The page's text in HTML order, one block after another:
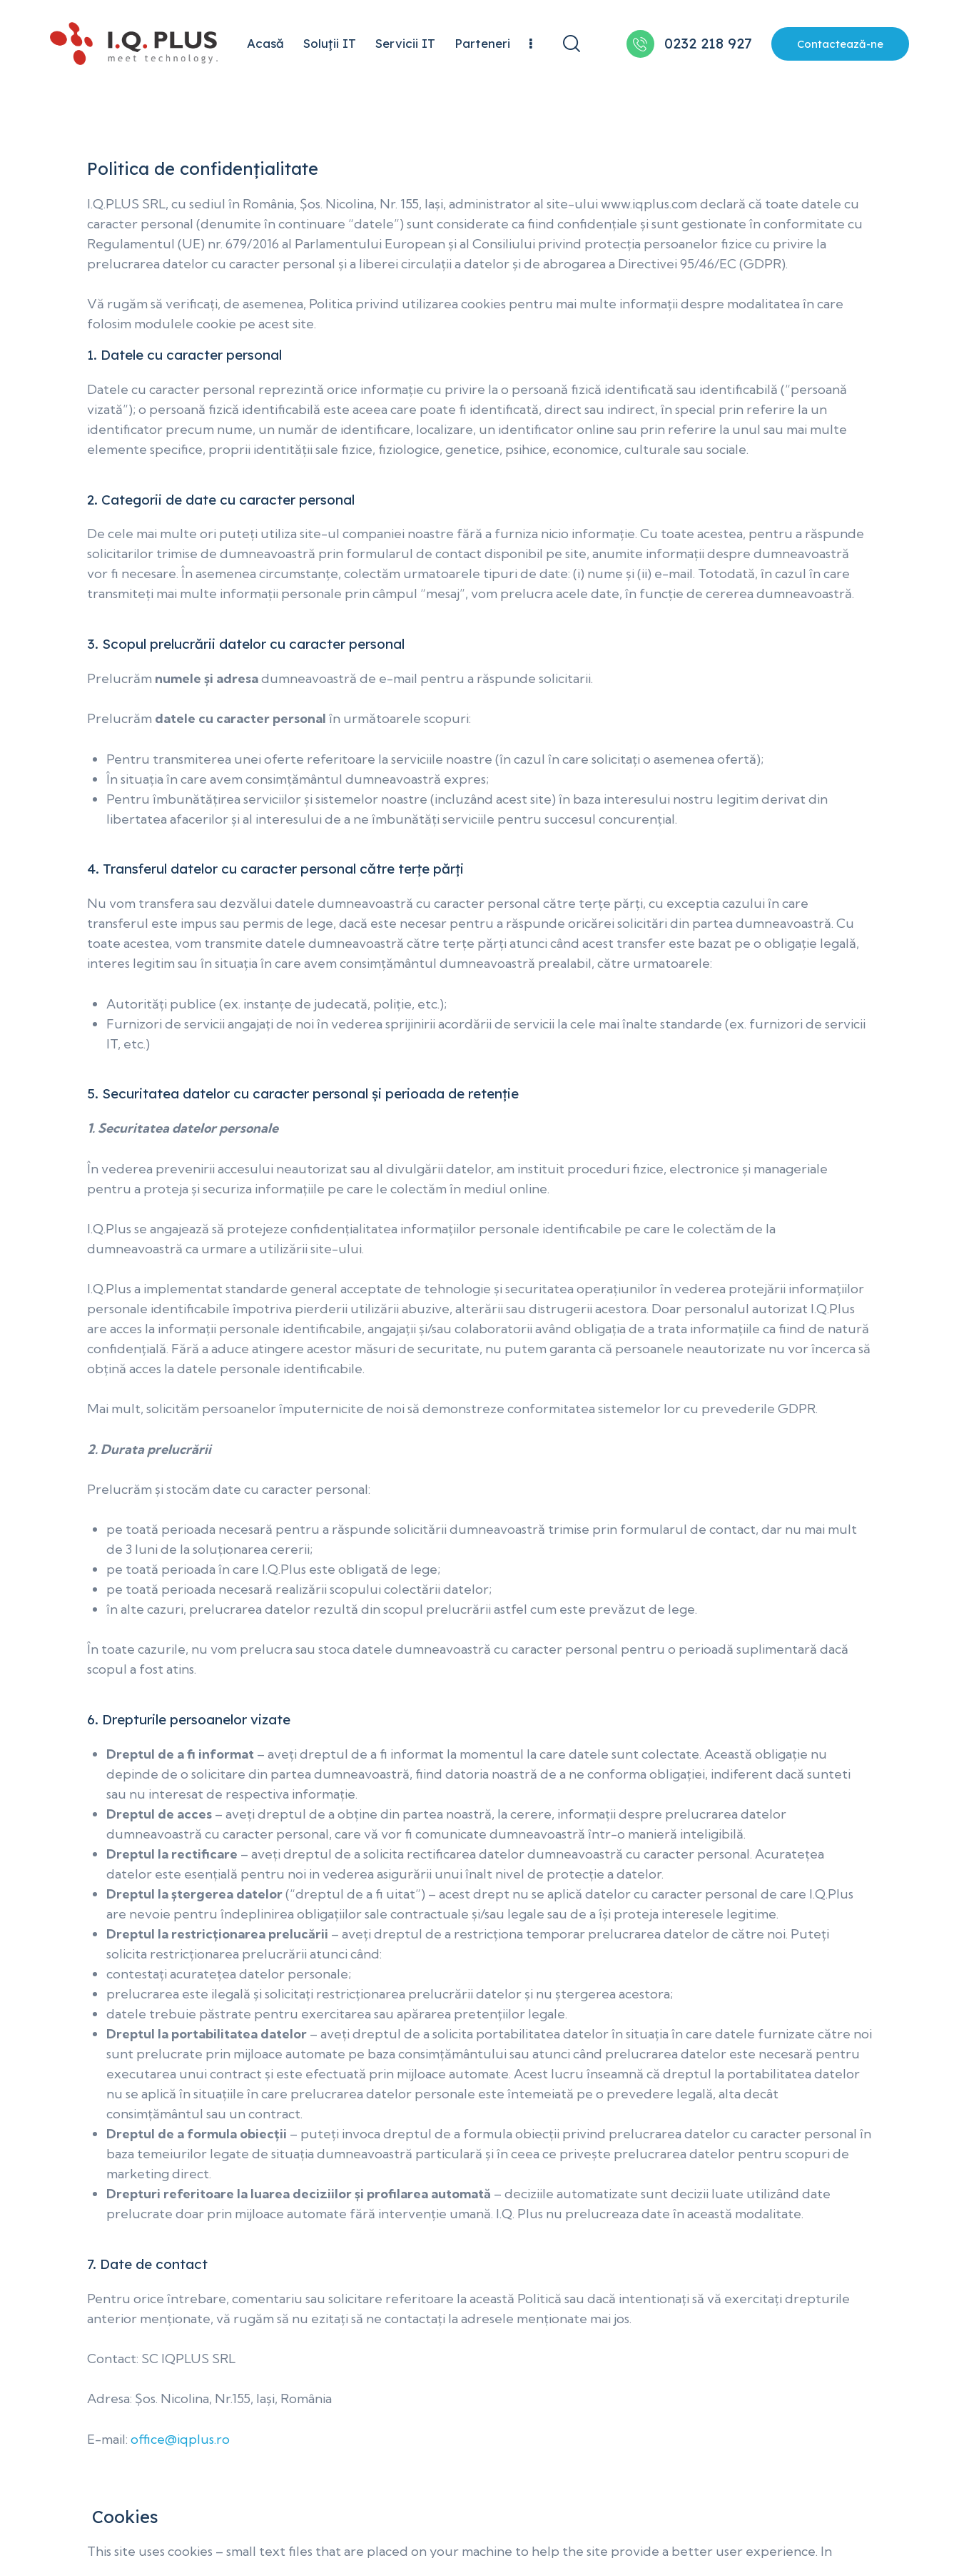
Acasă Soluţii IT Servicii IT Parteneri 0232 218 927 Contactează-ne
Politica de confidențialitate
I.Q.PLUS SRL, cu sediul în România, Șos. Nicolina, Nr. 155, Iași, administrator al site-ului www.iqplus.com declară că toate datele cu
caracter personal (denumite în continuare “datele”) sunt considerate ca fiind confidențiale și sunt gestionate în conformitate cu
Regulamentul (UE) nr. 679/2016 al Parlamentului European și al Consiliului privind protecția persoanelor fizice cu privire la
prelucrarea datelor cu caracter personal și a liberei circulații a datelor și de abrogarea a Directivei 95/46/EC (GDPR).
Vă rugăm să verificați, de asemenea, Politica privind utilizarea cookies pentru mai multe informații despre modalitatea în care
folosim modulele cookie pe acest site.
1. Datele cu caracter personal
Datele cu caracter personal reprezintă orice informație cu privire la o persoană fizică identificată sau identificabilă (“persoană
vizată”); o persoană fizică identificabilă este aceea care poate fi identificată, direct sau indirect, în special prin referire la un
identificator precum nume, un număr de identificare, localizare, un identificator online sau prin referire la unul sau mai multe
elemente specifice, proprii identității sale fizice, fiziologice, genetice, psihice, economice, culturale sau sociale.
2. Categorii de date cu caracter personal
De cele mai multe ori puteți utiliza site-ul companiei noastre fără a furniza nicio informație. Cu toate acestea, pentru a răspunde
solicitarilor trimise de dumneavoastră prin formularul de contact disponibil pe site, anumite informații despre dumneavoastră
vor fi necesare. În asemenea circumstanțe, colectăm urmatoarele tipuri de date: (i) nume și (ii) e-mail. Totodată, în cazul în care
transmiteți mai multe informații personale prin câmpul “mesaj”, vom prelucra acele date, în funcție de cererea dumneavoastră.
3. Scopul prelucrării datelor cu caracter personal
Prelucrăm numele și adresadumneavoastră de e-mail pentru a răspunde solicitarii.
Prelucrăm datele cu caracter personal în următoarele scopuri:
Pentru transmiterea unei oferte referitoare la serviciile noastre (în cazul în care solicitați o asemenea ofertă);
În situația în care avem consimțământul dumneavoastră expres;
Pentru îmbunătățirea serviciilor și sistemelor noastre (incluzând acest site) în baza interesului nostru legitim derivat din
libertatea afacerilor și al interesului de a ne îmbunătăți serviciile pentru succesul concurențial.
4. Transferul datelor cu caracter personal către terțe părți
Nu vom transfera sau dezvălui datele dumneavoastră cu caracter personal către terțe părți, cu exceptia cazului în care
transferul este impus sau permis de lege, dacă este necesar pentru a răspunde oricărei solicitări din partea dumneavoastră. Cu
toate acestea, vom transmite datele dumneavoastră către terțe părți atunci când acest transfer este bazat pe o obligație legală,
interes legitim sau în situația în care avem consimțământul dumneavoastră prealabil, către urmatoarele:
Autorități publice (ex. instanțe de judecată, poliție, etc.);
Furnizori de servicii angajați de noi în vederea sprijinirii acordării de servicii la cele mai înalte standarde (ex. furnizori de servicii
IT, etc.)
5. Securitatea datelor cu caracter personal și perioada de retenție
1. Securitatea datelor personale
În vederea prevenirii accesului neautorizat sau al divulgării datelor, am instituit proceduri fizice, electronice și manageriale
pentru a proteja și securiza informațiile pe care le colectăm în mediul online.
I.Q.Plus se angajează să protejeze confidențialitatea informațiilor personale identificabile pe care le colectăm de la
dumneavoastră ca urmare a utilizării site-ului.
I.Q.Plus a implementat standarde general acceptate de tehnologie și securitatea operațiunilor în vederea protejării informațiilor
personale identificabile împotriva pierderii utilizării abuzive, alterării sau distrugerii acestora. Doar personalul autorizat I.Q.Plus
are acces la informații personale identificabile, angajații și/sau colaboratorii având obligația de a trata informațiile ca fiind de natură
confidențială. Fără a aduce atingere acestor măsuri de securitate, nu putem garanta că persoanele neautorizate nu vor încerca să
obțină acces la datele personale identificabile.
Mai mult, solicităm persoanelor împuternicite de noi să demonstreze conformitatea sistemelor lor cu prevederile GDPR.
2. Durata prelucrării
Prelucrăm și stocăm date cu caracter personal:
pe toată perioada necesară pentru a răspunde solicitării dumneavoastră trimise prin formularul de contact, dar nu mai mult
de 3 luni de la soluționarea cererii;
pe toată perioada în care I.Q.Plus este obligată de lege;
pe toată perioada necesară realizării scopului colectării datelor;
în alte cazuri, prelucrarea datelor rezultă din scopul prelucrării astfel cum este prevăzut de lege.
În toate cazurile, nu vom prelucra sau stoca datele dumneavoastră cu caracter personal pentru o perioadă suplimentară dacă
scopul a fost atins.
6. Drepturile persoanelor vizate
Dreptul de a fi informat – aveți dreptul de a fi informat la momentul la care datele sunt colectate. Această obligație nu
depinde de o solicitare din partea dumneavoastră, fiind datoria noastră de a ne conforma obligației, indiferent dacă sunteti
sau nu interesat de respectiva informație.
Dreptul de acces – aveți dreptul de a obține din partea noastră, la cerere, informații despre prelucrarea datelor
dumneavoastră cu caracter personal, care vă vor fi comunicate dumneavoastră într-o manieră inteligibilă.
Dreptul la rectificare – aveți dreptul de a solicita rectificarea datelor dumneavoastră cu caracter personal. Acuratețea
datelor este esențială pentru noi in vederea asigurării unui înalt nivel de protecție a datelor.
Dreptul la ștergerea datelor(“dreptul de a fi uitat”) – acest drept nu se aplică datelor cu caracter personal de care I.Q.Plus
are nevoie pentru îndeplinirea obligațiilor sale contractuale și/sau legale sau de a își proteja interesele legitime.
Dreptul la restricționarea prelucării – aveți dreptul de a restricționa temporar prelucrarea datelor de către noi. Puteți
solicita restricționarea prelucrării atunci când:
contestați acuratețea datelor personale;
prelucrarea este ilegală și solicitați restricționarea prelucrării datelor și nu ștergerea acestora;
datele trebuie păstrate pentru exercitarea sau apărarea pretențiilor legale.
Dreptul la portabilitatea datelor – aveți dreptul de a solicita portabilitatea datelor în situația în care datele furnizate către noi
sunt prelucrate prin mijloace automate pe baza consimțământului sau atunci când prelucrarea datelor este necesară pentru
executarea unui contract și este efectuată prin mijloace automate. Acest lucru înseamnă că dreptul la portabilitatea datelor
nu se aplică în situațiile în care prelucrarea datelor personale este întemeiată pe o prevedere legală, alta decât
consimțământul sau un contract.
Dreptul de a formula obiecții – puteți invoca dreptul de a formula obiecții privind prelucrarea datelor cu caracter personal în
baza temeiurilor legate de situația dumneavoastră particulară și în ceea ce privește prelucrarea datelor pentru scopuri de
marketing direct.
Drepturi referitoare la luarea deciziilor și profilarea automată – deciziile automatizate sunt decizii luate utilizând date
prelucrate doar prin mijloace automate fără intervenție umană. I.Q. Plus nu prelucreaza date în această modalitate.
7. Date de contact
Pentru orice întrebare, comentariu sau solicitare referitoare la această Politică sau dacă intentionați să vă exercitați drepturile
anterior menționate, vă rugăm să nu ezitați să ne contactați la adresele menționate mai jos.
Contact: SC IQPLUS SRL
Adresa: Șos. Nicolina, Nr.155, Iași, România
E-mail: office@iqplus.ro
Cookies
This site uses cookies – small text files that are placed on your machine to help the site provide a better user experience. In